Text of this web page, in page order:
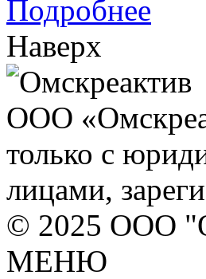
Подробнее
Наверх
ООО
только с
лицами,
© 2025 ООО
МЕНЮ